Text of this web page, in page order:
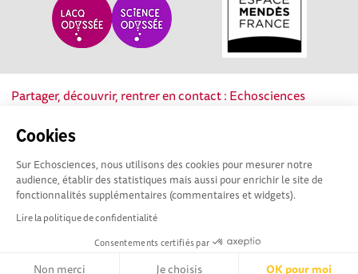
Cookies
Sur Echosciences, nous utilisons des cookies pour mesurer notre
audience, établir des statistiques mais aussi pour enrichir le site de
fonctionnalités supplémentaires (commentaires et widgets).
Lire la politique de confidentialité
Consentements certifiés par
Non merci Je choisis OK pour moi
Partager, découvrir, rentrer en contact : Echosciences
culture scientifique, technique et industrielle de la région.
Mentions légales|Politique de confidentialité|CGU
|Ligne éditoriale